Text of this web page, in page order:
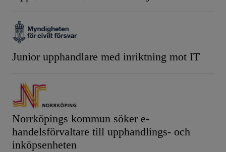
Junior upphandlare med inriktning mot IT
Norrköpings kommun söker e-
handelsförvaltare till upphandlings- och
inköpsenheten